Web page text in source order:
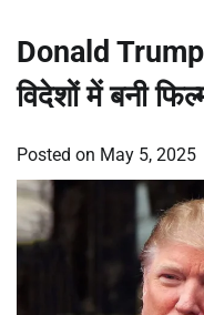
Donald
विदेशों में बनी
Posted on May 5, 2025